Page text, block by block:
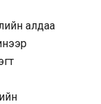
алдаа